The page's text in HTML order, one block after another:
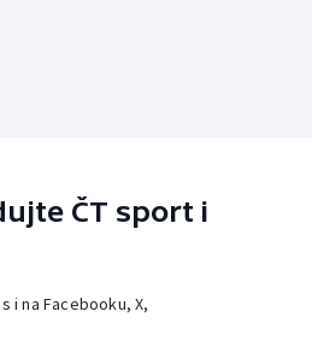
ČT sport i
i na Facebooku, X,